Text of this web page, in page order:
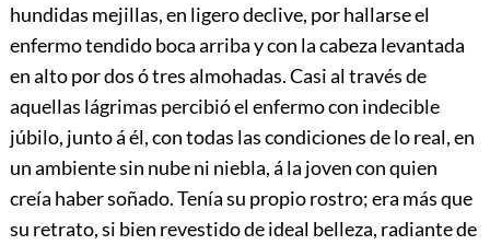
hundidas mejillas, en ligero declive, por hallarse el
enfermo tendido boca arriba y con la cabeza levantada
en alto por dos ó tres almohadas. Casi al través de
aquellas lágrimas percibió el enfermo con indecible
júbilo, junto á él, con todas las condiciones de lo real, en
un ambiente sin nube ni niebla, á la joven con quien
creía haber soñado. Tenía su propio rostro; era más que
su retrato, si bien revestido de ideal belleza, radiante de